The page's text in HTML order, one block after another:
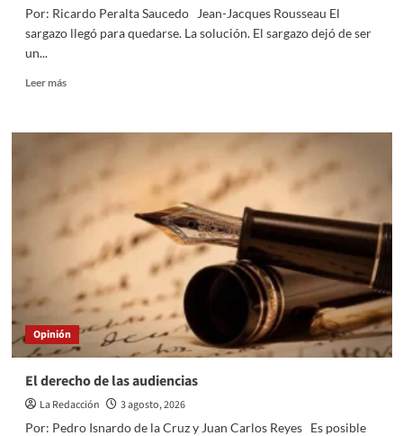
RESPONSABILIDADES
(LGRA).
AUTORIDADES
INVESTIGADORAS
Por: Ricardo Peralta Saucedo Jean-Jacques Rousseau El
sargazo llegó para quedarse. La solución. El sargazo dejó de ser
un...
Leer másRead
“La
amarga,
fruto
dulce”
Opinión
El derecho de las audiencias
La Redacción
3 agosto, 2026
Por: Pedro Isnardo de la Cruz y Juan Carlos Reyes Es posible